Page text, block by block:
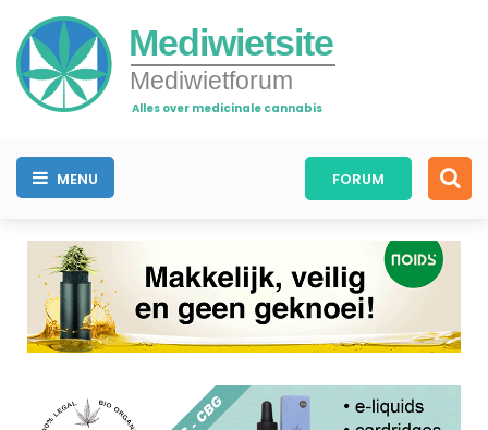
Mediwietsite
Mediwietforum
Alles over medicinale cannabis
MENU FORUM